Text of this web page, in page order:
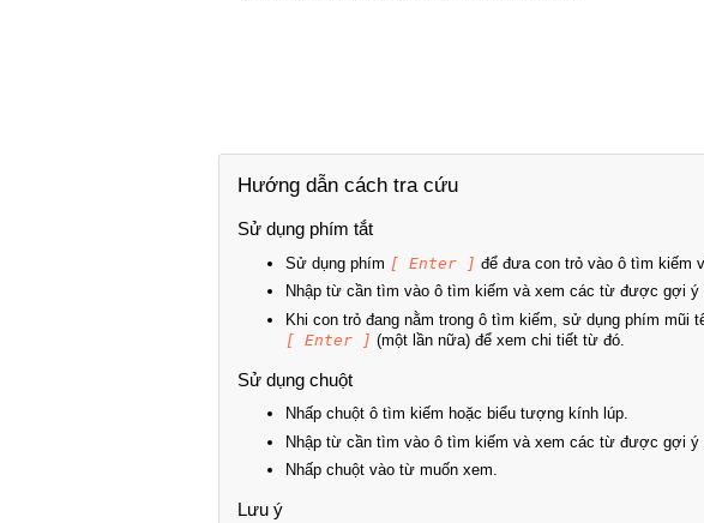
Hướng dẫn cách tra cứu
Sử dụng phím tắt
Sử dụng phím [ Enter ] để đưa con trỏ vào ô tìm kiếm
Nhập từ cần tìm vào ô tìm kiếm và xem các từ được gợi ý
Khi con trỏ đang nằm trong ô tìm kiếm, sử dụng phím mũi
[ Enter ] (một lần nữa) để xem chi tiết từ đó.
Sử dụng chuột
Nhấp chuột ô tìm kiếm hoặc biểu tượng kính lúp.
Nhập từ cần tìm vào ô tìm kiếm và xem các từ được gợi ý
Nhấp chuột vào từ muốn xem.
Lưu ý